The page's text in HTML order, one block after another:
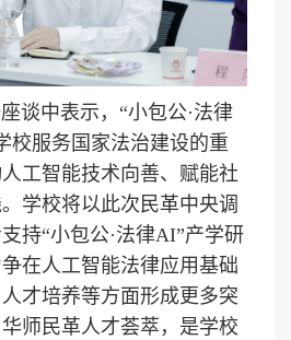
中表示，“小包公·法律
校服务国家法治建设的重
工智能技术向善、赋能社
学校将以此次民革中央调
持“小包公·法律AI”产学研
在人工智能法律应用基础
才培养等方面形成更多突
师民革人才荟萃，是学校